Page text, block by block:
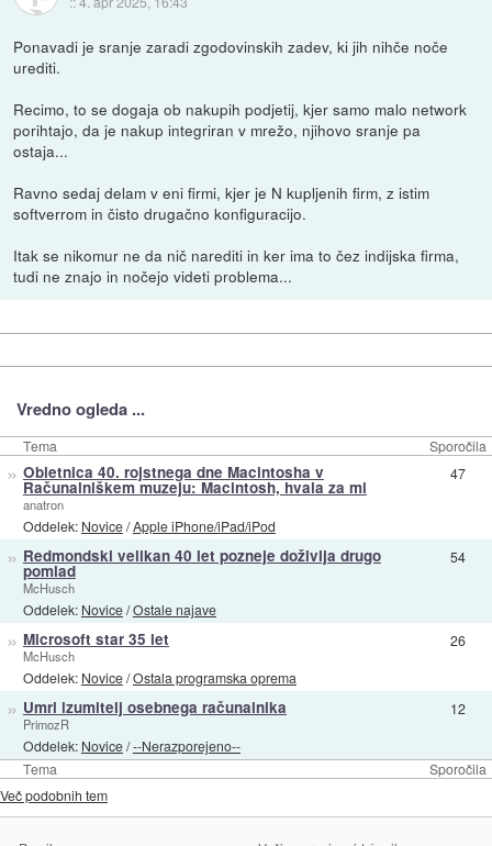
Ponavadi je sranje zaradi zgodovinskih zadev, ki jih nihče noče
urediti.
Recimo, to se dogaja ob nakupih podjetij, kjer samo malo network
porihtajo, da je nakup integriran v mrežo, njihovo sranje pa
ostaja...
Ravno sedaj delam v eni firmi, kjer je N kupljenih firm, z istim
softverrom in čisto drugačno konfiguracijo.
Itak se nikomur ne da nič narediti in ker ima to čez indijska firma,
tudi ne znajo in nočejo videti problema...
Vredno ogleda ...
Tema Sporočila
Tema Sporočila
» Obletnica 40. rojstnega dne Macintosha v
Računalniškem muzeju: Macintosh, hvala za mi
anatron
Oddelek: Novice/Apple iPhone/iPad/iPod
47
» Redmondski velikan 40 let pozneje doživlja drugo
pomlad
McHusch
Oddelek: Novice/Ostale najave
54
» Microsoft star 35 let
McHusch
Oddelek: Novice/Ostala programska oprema
26
» Umrl izumitelj osebnega računalnika
PrimozR
Oddelek: Novice/--Nerazporejeno--
12
Več podobnih tem